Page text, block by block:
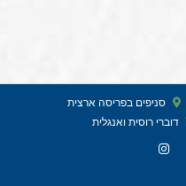
סניפים בפריסה ארצית
דוברי רוסית ואנגלית​